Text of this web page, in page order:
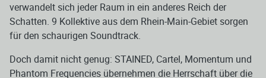
verwandelt sich jeder Raum in ein anderes Reich der
Schatten. 9 Kollektive aus dem Rhein-Main-Gebiet sorgen
für den schaurigen Soundtrack.
Doch damit nicht genug: STAINED, Cartel, Momentum und
Phantom Frequencies übernehmen die Herrschaft über die